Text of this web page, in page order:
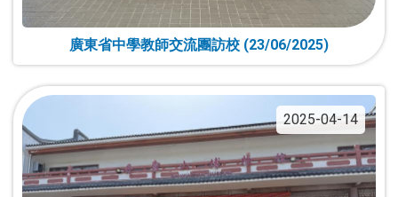
廣東省中學教師交流團訪校 (23/06/2025)
2025-04-14